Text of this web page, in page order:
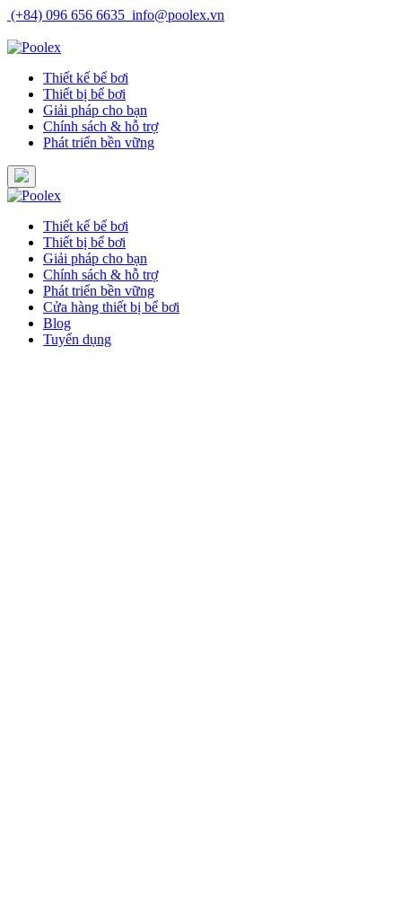
Skip
content
(+84) 096 656 6635 info@poolex.vn
Thiết kế bể bơi
Thiết bị bể bơi
Giải pháp cho bạn
Chính sách & hỗ trợ
Phát triển bền vững
Thiết kế bể bơi
Thiết bị bể bơi
Giải pháp cho bạn
Chính sách & hỗ trợ
Phát triển bền vững
Cửa hàng thiết bị bể bơi
Blog
Tuyển dụng